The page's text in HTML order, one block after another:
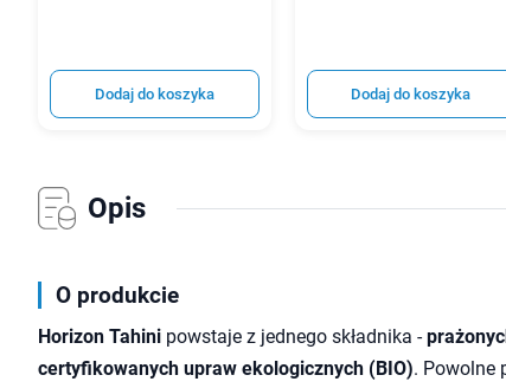
Dodaj do koszyka Dodaj do koszyka
Opis
O produkcie
Horizon Tahini powstaje z jednego składnika -
certyfikowanych upraw ekologicznych (BIO). Powolne